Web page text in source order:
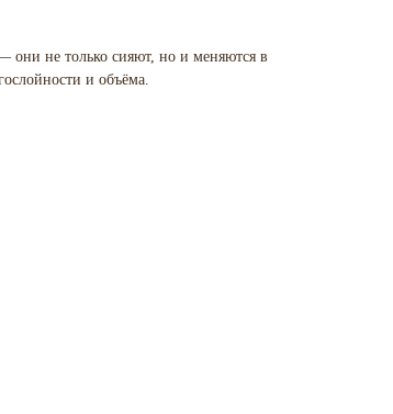
не только сияют, но и меняются в
и объёма.